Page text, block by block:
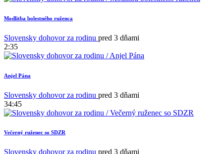
Modlitba bolestného ruženca
Slovensky dohovor za rodinu pred 3 dňami
2:35
Anjel Pána
Slovensky dohovor za rodinu pred 3 dňami
34:45
Večerný ruženec so SDZR
Slovensky dohovor za rodinu pred 3 dňami